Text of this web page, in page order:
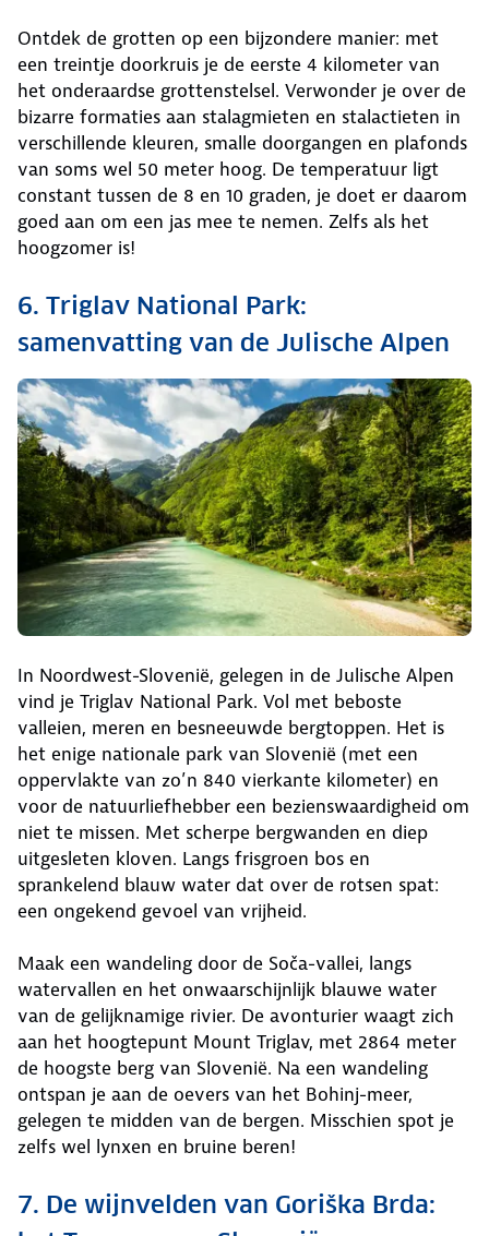
Ontdek de grotten op een bijzondere manier: met
een treintje doorkruis je de eerste 4 kilometer van
het onderaardse grottenstelsel. Verwonder je over de
bizarre formaties aan stalagmieten en stalactieten in
verschillende kleuren, smalle doorgangen en plafonds
van soms wel 50 meter hoog. De temperatuur ligt
constant tussen de 8 en 10 graden, je doet er daarom
goed aan om een jas mee te nemen. Zelfs als het
hoogzomer is!
6. Triglav National Park:
samenvatting van de Julische Alpen
In Noordwest-Slovenië, gelegen in de Julische Alpen
vind je Triglav National Park. Vol met beboste
valleien, meren en besneeuwde bergtoppen. Het is
het enige nationale park van Slovenië (met een
oppervlakte van zo’n 840 vierkante kilometer) en
voor de natuurliefhebber een bezienswaardigheid om
niet te missen. Met scherpe bergwanden en diep
uitgesleten kloven. Langs frisgroen bos en
sprankelend blauw water dat over de rotsen spat:
een ongekend gevoel van vrijheid.
Maak een wandeling door de Soča-vallei, langs
watervallen en het onwaarschijnlijk blauwe water
van de gelijknamige rivier. De avonturier waagt zich
aan het hoogtepunt Mount Triglav, met 2864 meter
de hoogste berg van Slovenië. Na een wandeling
ontspan je aan de oevers van het Bohinj-meer,
gelegen te midden van de bergen. Misschien spot je
zelfs wel lynxen en bruine beren!
7. De wijnvelden van Goriška Brda: